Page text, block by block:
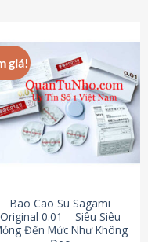
thể
được
chọn
trên
trang
sản
phẩm
giá!
Bao Cao Su Sagami
Original 0.01 – Siêu Siêu
Đến Mức Như Không